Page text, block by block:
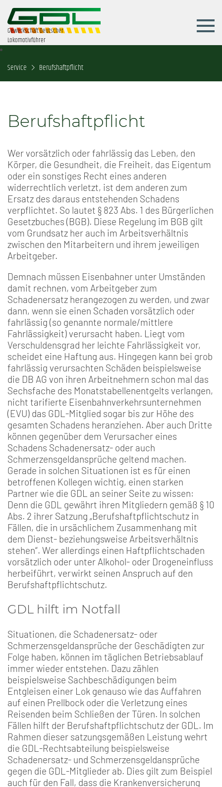
Gewerkschaft Deutscher
Lokomotivführer
Service Berufshaftpflicht
Berufshaftpflicht
Wer vorsätzlich oder fahrlässig das Leben, den
Körper, die Gesundheit, die Freiheit, das Eigentum
oder ein sonstiges Recht eines anderen
widerrechtlich verletzt, ist dem anderen zum
Ersatz des daraus entstehenden Schadens
verpflichtet. So lautet § 823 Abs. 1 des Bürgerlichen
Gesetzbuches (BGB). Diese Regelung im BGB gilt
vom Grundsatz her auch im Arbeitsverhältnis
zwischen den Mitarbeitern und ihrem jeweiligen
Arbeitgeber.
Demnach müssen Eisenbahner unter Umständen
damit rechnen, vom Arbeitgeber zum
Schadenersatz herangezogen zu werden, und zwar
dann, wenn sie einen Schaden vorsätzlich oder
fahrlässig (so genannte normale/mittlere
Fahrlässigkeit) verursacht haben. Liegt vom
Verschuldensgrad her leichte Fahrlässigkeit vor,
scheidet eine Haftung aus. Hingegen kann bei grob
fahrlässig verursachten Schäden beispielsweise
die DB AG von ihren Arbeitnehmern schon mal das
Sechsfache des Monatstabellenentgelts verlangen,
nicht tarifierte Eisenbahnverkehrsunternehmen
(EVU) das GDL-Mitglied sogar bis zur Höhe des
gesamten Schadens heranziehen. Aber auch Dritte
können gegenüber dem Verursacher eines
Schadens Schadenersatz- oder auch
Schmerzensgeldansprüche geltend machen.
Gerade in solchen Situationen ist es für einen
betroffenen Kollegen wichtig, einen starken
Partner wie die GDL an seiner Seite zu wissen:
Denn die GDL gewährt ihren Mitgliedern gemäß § 10
Abs. 2 ihrer Satzung „Berufshaftpflichtschutz in
Fällen, die in ursächlichem Zusammenhang mit
dem Dienst- beziehungsweise Arbeitsverhältnis
stehen“. Wer allerdings einen Haftpflichtschaden
vorsätzlich oder unter Alkohol- oder Drogeneinfluss
herbeiführt, verwirkt seinen Anspruch auf den
Berufshaftpflichtschutz.
GDL hilft im Notfall
Situationen, die Schadenersatz- oder
Schmerzensgeldansprüche der Geschädigten zur
Folge haben, können im täglichen Betriebsablauf
immer wieder entstehen. Dazu zählen
beispielsweise Sachbeschädigungen beim
Entgleisen einer Lok genauso wie das Auffahren
auf einen Prellbock oder die Verletzung eines
Reisenden beim Schließen der Türen. In solchen
Fällen hilft der Berufshaftpflichtschutz der GDL. Im
Rahmen dieser satzungsgemäßen Leistung wehrt
die GDL-Rechtsabteilung beispielsweise
Schadenersatz- und Schmerzensgeldansprüche
gegen die GDL-Mitglieder ab. Dies gilt zum Beispiel
auch für den Fall, dass die Krankenversicherung